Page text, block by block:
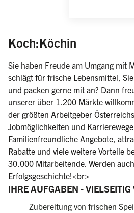
Koch:Köchin
Sie haben Freude am Umgang mit
schlägt für frische Lebensmittel,
und packen gerne mit an? Dann
unserer über 1.200 Märkte
der größten Arbeitgeber
Jobmöglichkeiten und
Familienfreundliche Angebote,
Rabatte und viele weitere Vorteile
30.000 Mitarbeitende. Werden
Erfolgsgeschichte!<br>
IHRE AUFGABEN -
Zubereitung von frischen